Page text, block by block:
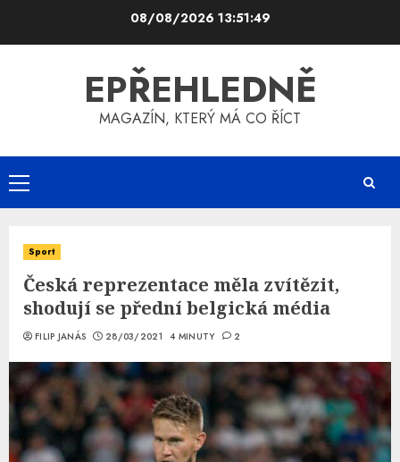
08/08/2026 13:51:49
EPŘEHLEDNĚ
MAGAZÍN, KTERÝ MÁ CO ŘÍCT
Primary
Menu
Sport
Česká reprezentace měla zvítězit,
shodují se přední belgická média
FILIP JANÁS 28/03/2021 4 MINUTY 2